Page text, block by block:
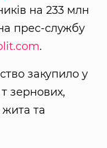
на 233 млн
прес-службу
.
закупило у
зернових,
та